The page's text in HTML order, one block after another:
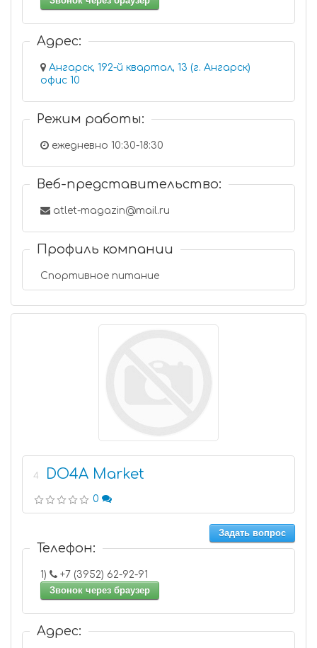
Адрес:
Ангарск, 192-й квартал, 13 (г. Ангарск)
офис 10
Режим работы:
ежедневно 10:30-18:30
Веб-представительство:
atlet-magazin@mail.ru
Профиль компании
Спортивное питание
4 DO4A Market
0
Задать вопрос
Телефон:
1)
+7 (3952) 62-92-91
Звонок через браузер
Адрес: